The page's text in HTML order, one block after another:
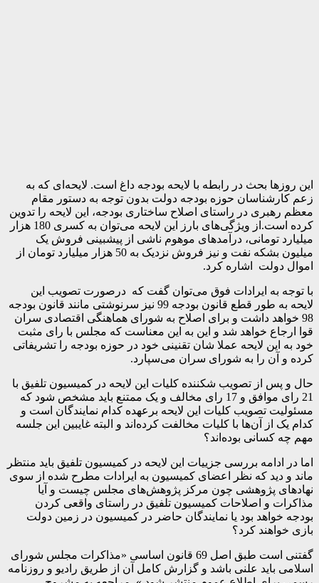
این روزها بحث در رابطه با لایحه بودجه داغ است. لایحه‌ای که به
زعم کارشناسان حوزه بودجه دولت بدون توجه به دستور مقام
معظم رهبری در راستای اصلاح ساختاری بودجه، این لایحه را تدوین
کرده است.از ویژگی‌های بارز این لایحه می‌توان به کسری 180 هزار
میلیارد تومانی، درآمدهای موهوم ناشی از پیشبینی فروش یک
میلیون بشکه نفت و نیز فروش نزدیک به 50 هزار میلیارد تومان از
اموال دولت اشاره کرد.
با توجه به ایرادات فوق می‌توان گفت که درصورت تصویب این
لایحه به طور قطع قانون بودجه 99 نیز سرنوشتی مانند قانون بودجه
98 خواهد داشت و برای اصلاح به شورای هماهنگی اقتصادی سران
قوا ارجاع خواهد شد و این به این معناست که مجلس با رای مثبت
خود به این لایحه عملا شان تقنینی خود در حوزه بودجه را تشریفاتی
کرده و آن را به شورای سران می‌سپارد.
حال و پس از تصویب شکننده کلیات این لایحه در کمیسیون تلفیق با
21 رای موافق و 17 رای مخالف و یک ممتنع باید مشخص شود که
مسئولیت تصویب کلیات این لایحه برعهده کدام نمایندگان است و
کدام یک از آن‌ها با کلیات مخالفت کرده‌اند و البته غایبین این جلسه
مهم چه کسانی بوده‌اند؟
اما در ادامه بررسی جزییات این لایحه در کمیسیون تلفیق باید منتظر
ماند و دید که نظر اعضای کمیسیون به ایرادات مطرح شده از سوی
نهادهای پژوهشی چون مرکز پژوهش‌های مجلس چیست و آیا
مذاکرات و اصلاحات کمیسیون تلفیق در راستای واقعی‌ کردن
بودجه خواهد بود یا نمایندگان حاضر در کمیسیون در زمین دولت
بازی خواهند کرد؟
گفتنی است طبق اصل 69 قانون اساسی «مذاکرات‏ مجلس‏ شورای‏
اسلامی‏ باید علنی‏ باشد و گزارش‏ کامل‏ آن‏ از طریق‏ رادیو و روزنامه‏